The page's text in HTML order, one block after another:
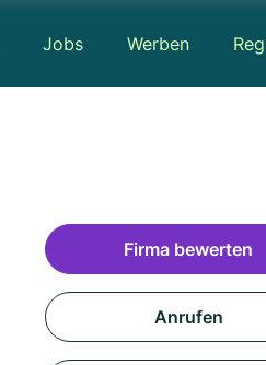
Jobs Werben
Firma bewerten
Anrufen